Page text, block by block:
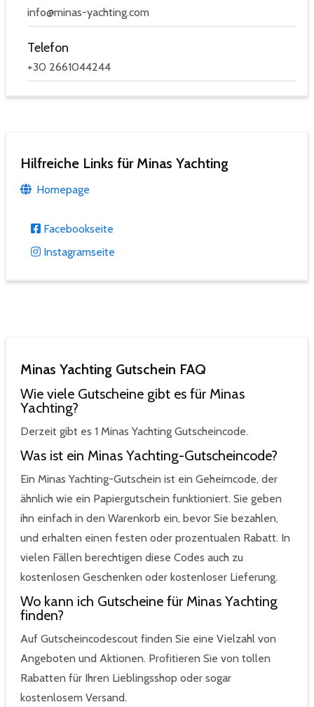
info@minas-yachting.com
Telefon
+30 2661044244
Hilfreiche Links für Minas Yachting
Homepage
Facebookseite
Instagramseite
Minas Yachting Gutschein FAQ
Wie viele Gutscheine gibt es für Minas
Yachting?
Derzeit gibt es 1 Minas Yachting Gutscheincode.
Was ist ein Minas Yachting-Gutscheincode?
Ein Minas Yachting-Gutschein ist ein Geheimcode, der
ähnlich wie ein Papiergutschein funktioniert. Sie geben
ihn einfach in den Warenkorb ein, bevor Sie bezahlen,
und erhalten einen festen oder prozentualen Rabatt. In
vielen Fällen berechtigen diese Codes auch zu
kostenlosen Geschenken oder kostenloser Lieferung.
Wo kann ich Gutscheine für Minas Yachting
finden?
Auf Gutscheincodescout finden Sie eine Vielzahl von
Angeboten und Aktionen. Profitieren Sie von tollen
Rabatten für Ihren Lieblingsshop oder sogar
kostenlosem Versand.